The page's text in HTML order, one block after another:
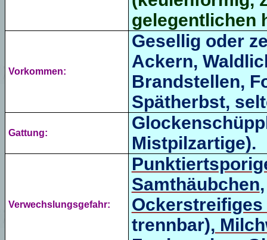
gelegentlichen
Vorkommen:
Gesellig oder
Ackern,
Brandstellen,
Spätherbst,
Gattung:
Mistpilzartige).
Verwechslungsgefahr:
Samthäubchen
trennbar),